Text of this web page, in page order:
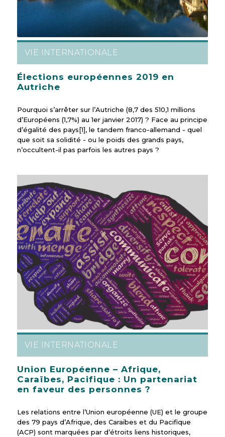
VIE INTERNATIONALE
Élections européennes 2019 en
Autriche
Pourquoi s’arrêter sur l’Autriche (8,7 des 510,1 millions
d’Européens (1,7%) au 1er janvier 2017) ? Face au principe
d’égalité des pays[1], le tandem franco-allemand - quel
que soit sa solidité - ou le poids des grands pays,
n’occultent-il pas parfois les autres pays ?
VIE INTERNATIONALE
Union Européenne – Afrique,
Caraïbes, Pacifique : Un partenariat
en faveur des personnes ?
Les relations entre l’Union européenne (UE) et le groupe
des 79 pays d’Afrique, des Caraïbes et du Pacifique
(ACP) sont marquées par d’étroits liens historiques,